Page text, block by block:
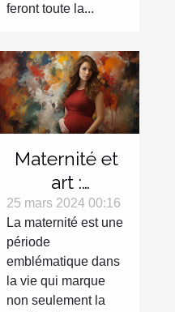
feront toute la...
Maternité et
art :
l'expression
de la
grossesse à
travers la
photographie
25 mars 2024 00:16
La maternité est une
période
emblématique dans
la vie qui marque
non seulement la